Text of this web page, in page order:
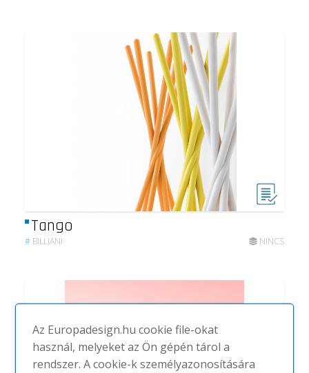
Tango
# BILLIANI NINCS
Az Europadesign.hu cookie file-okat
használ, melyeket az Ön gépén tárol a
rendszer. A cookie-k személyazonosítására